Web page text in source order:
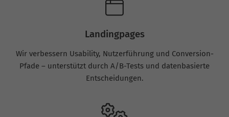
Landingpages
Wir verbessern Usability, Nutzerführung und Conversion-
Pfade – unterstützt durch A/B-Tests und datenbasierte
Entscheidungen.